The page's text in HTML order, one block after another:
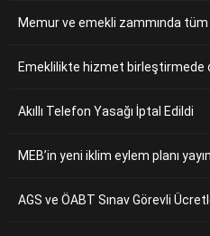
Memur ve emekli zammında
Emeklilikte hizmet birleştirmede
Akıllı Telefon Yasağı İptal Edildi
MEB’in yeni iklim eylem planı
AGS ve ÖABT Sınav Görevli